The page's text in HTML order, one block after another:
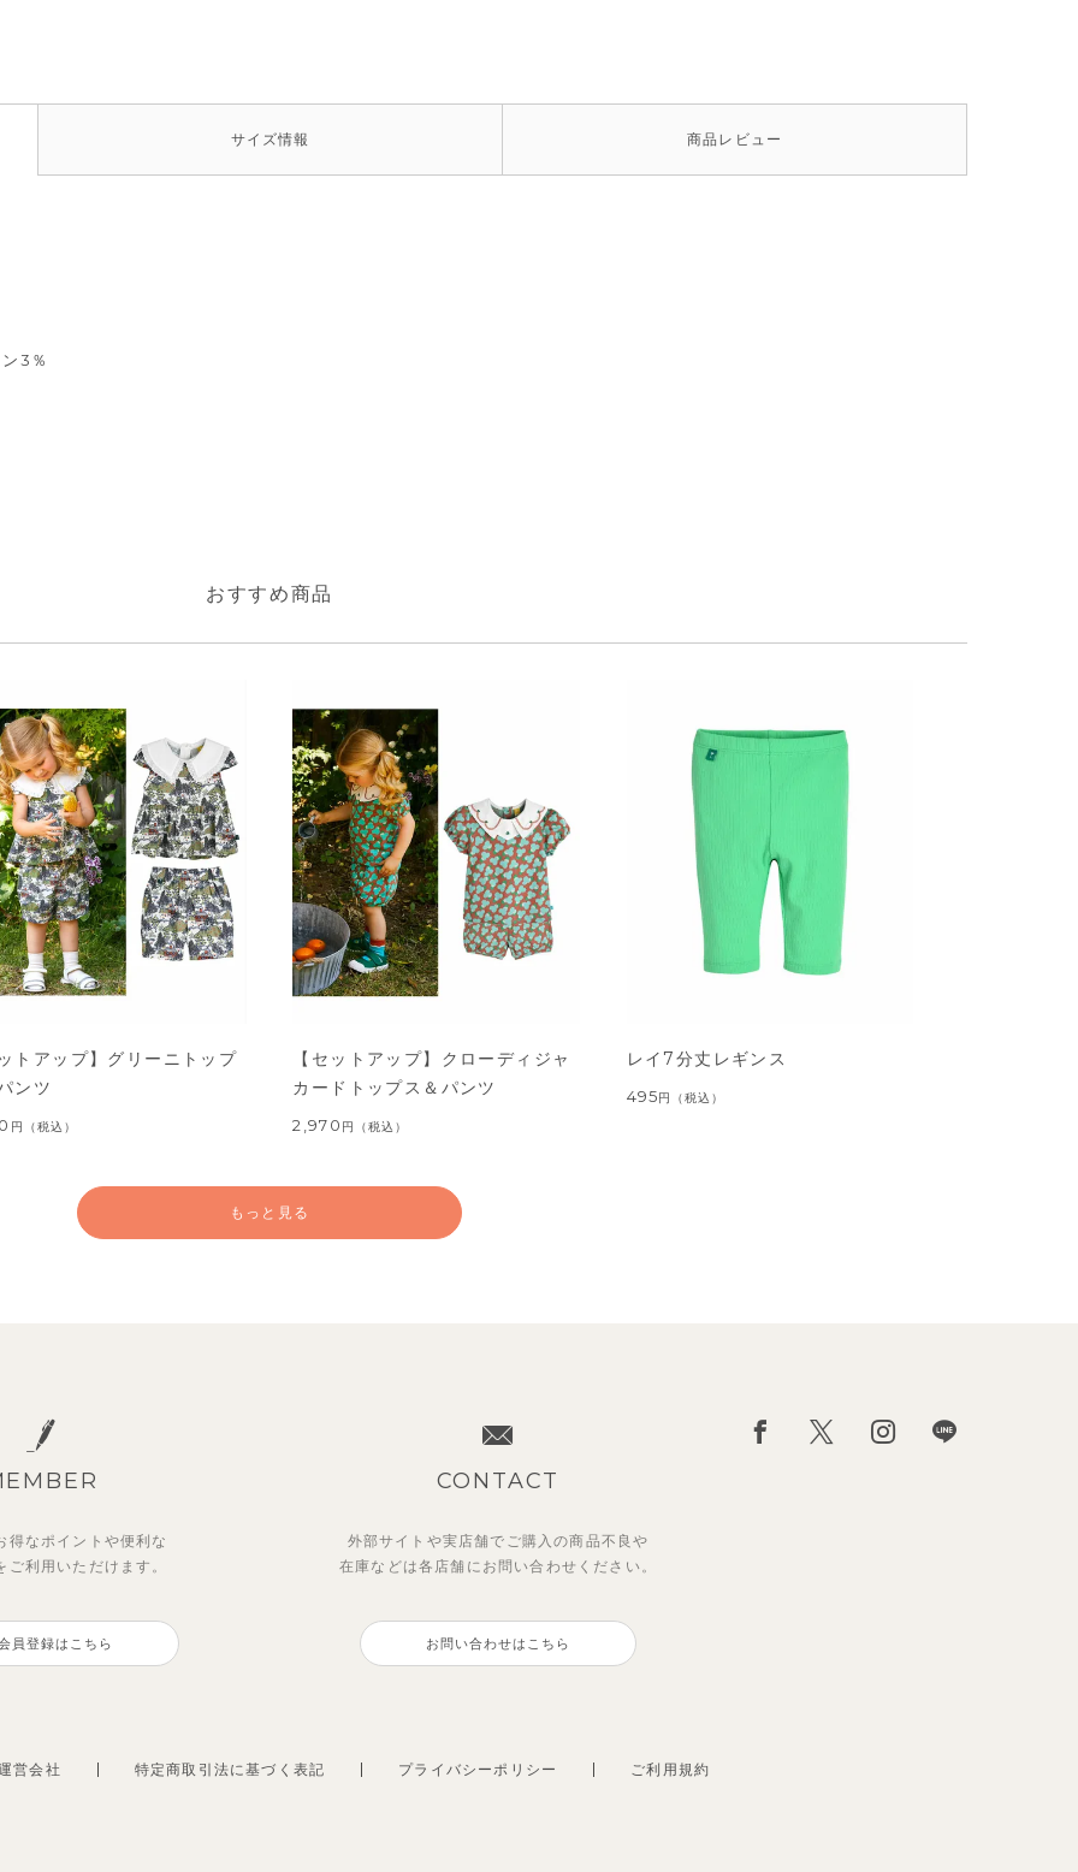
サイズ情報 商品 レビュー
3％
おすすめ商品
ットアップ】グリーニトップ
ンツ
円 （税込）
【セットアップ】クローディジャ
カードトップス＆パンツ
2,970 円 （税込）
レイ7分丈レギンス
495円 （税込）
トップス＆パンツ
（税込） 2,970
（税込）
ン＆ワンピース
もっと見る
得なポイントや便利な
ご利用いただけます。
員登録はこちら
CONTACT
外部サイトや実店舗でご購入の商品不良や
在庫などは各店舗に お問い合わせください。
お問い合わせはこちら
営会社 特定商取引法に基づく表記 プライバシーポリシー ご利用規約